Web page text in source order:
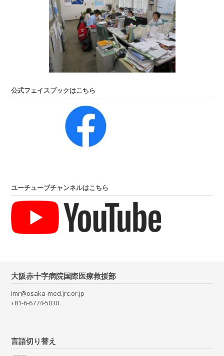
公式フェイスブックはこちら
ユーチューブチャンネルはこちら
大阪赤十字病院国際医療救援部
imr@osaka-med.jrc.or.jp
+81-6-6774-5030
言語切り替え